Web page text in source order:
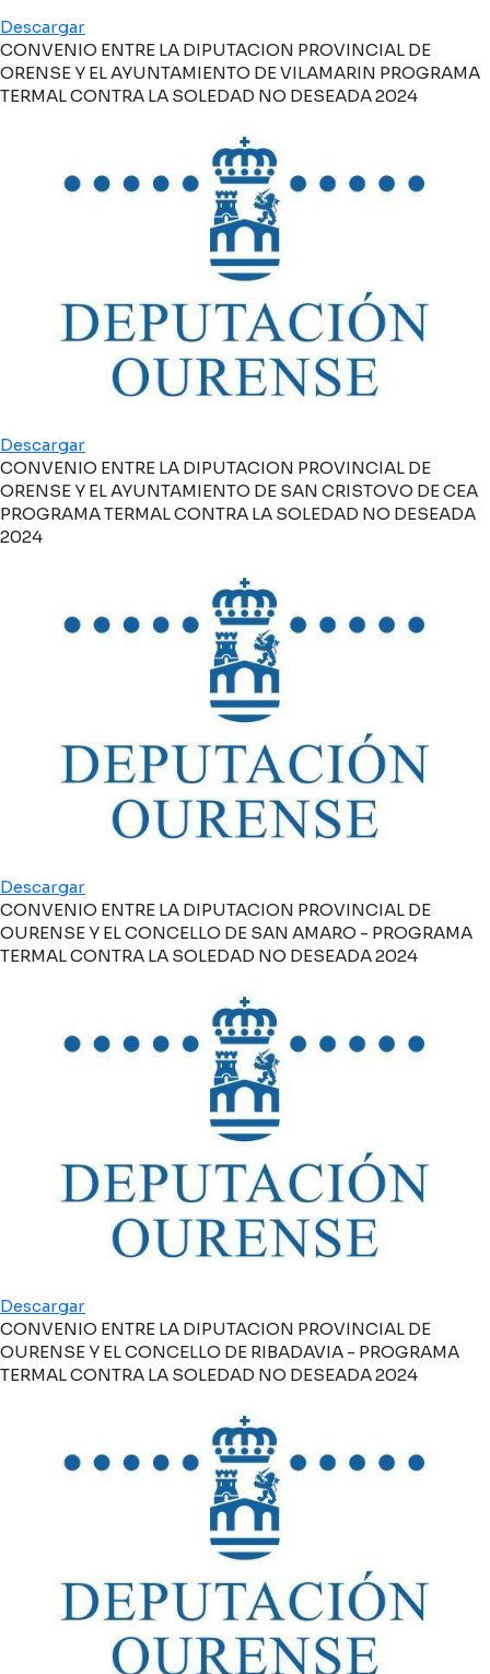
Descargar
CONVENIO ENTRE LA DIPUTACION PROVINCIAL DE
ORENSE Y EL AYUNTAMIENTO DE VILAMARIN PROGRAMA
TERMAL CONTRA LA SOLEDAD NO DESEADA 2024
Descargar
CONVENIO ENTRE LA DIPUTACION PROVINCIAL DE
ORENSE Y EL AYUNTAMIENTO DE SAN CRISTOVO DE CEA
PROGRAMA TERMAL CONTRA LA SOLEDAD NO DESEADA
2024
Descargar
CONVENIO ENTRE LA DIPUTACION PROVINCIAL DE
OURENSE Y EL CONCELLO DE SAN AMARO - PROGRAMA
TERMAL CONTRA LA SOLEDAD NO DESEADA 2024
Descargar
CONVENIO ENTRE LA DIPUTACION PROVINCIAL DE
OURENSE Y EL CONCELLO DE RIBADAVIA - PROGRAMA
TERMAL CONTRA LA SOLEDAD NO DESEADA 2024